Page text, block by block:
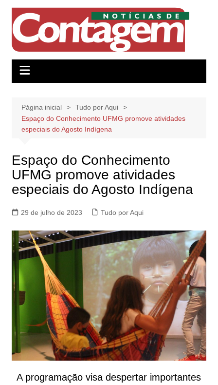
conteúdo
Página inicial
Tudo por Aqui
Espaço do Conhecimento UFMG promove atividades
especiais do Agosto Indígena
Espaço do Conhecimento
UFMG promove atividades
especiais do Agosto Indígena
29 de julho de 2023 Tudo por Aqui
A programação visa despertar importantes